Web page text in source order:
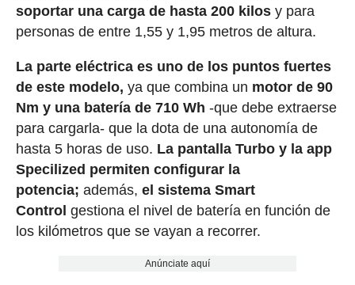
soportar una carga de hasta 200 kilos y para
personas de entre 1,55 y 1,95 metros de altura.
La parte eléctrica es uno de los puntos fuertes
de este modelo, ya que combina un motor de 90
Nm y una batería de 710 Wh -que debe extraerse
para cargarla- que la dota de una autonomía de
hasta 5 horas de uso. La pantalla Turbo y la app
Specilized permiten configurar la
potencia; además, el sistema Smart
Control gestiona el nivel de batería en función de
los kilómetros que se vayan a recorrer.
Anúnciate aquí